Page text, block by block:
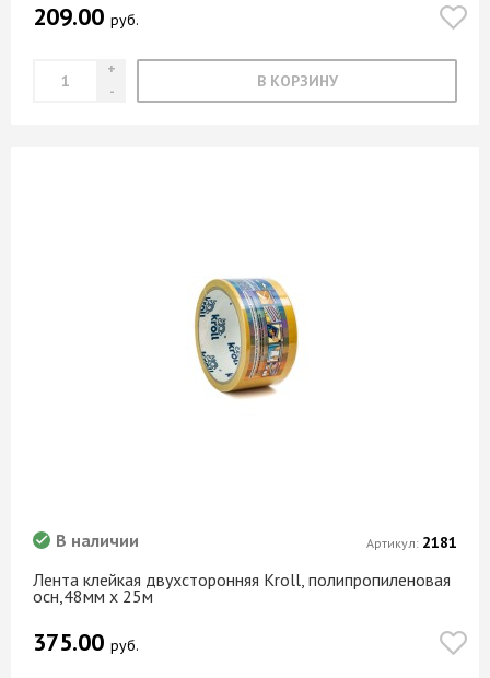
209.00 руб.
В КОРЗИНУ
Лента клейкая двухсторонняя Kroll, полипропиленовая
осн,48мм х 25м
В наличии
375.00 руб.
Артикул: 2181